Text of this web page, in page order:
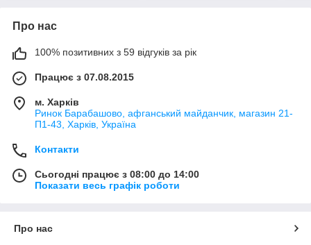
Про нас
100% позитивних з 59 відгуків за рік
Працює з 07.08.2015
м. Харків
Ринок Барабашово, афганський майданчик, магазин 21-
П1-43, Харків, Україна
Контакти
Сьогодні працює з 08:00 до 14:00
Показати весь графік роботи
Про нас